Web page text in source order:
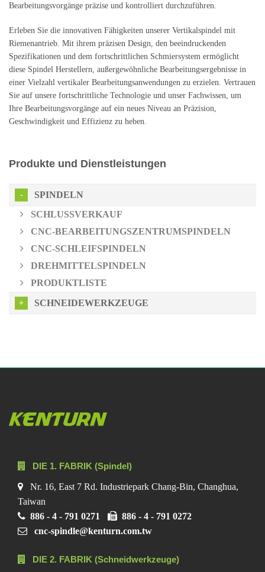
Bearbeitungsvorgänge präzise und kontrolliert durchzuführen.
Erleben Sie die innovativen Fähigkeiten unserer Vertikalspindel mit
Riemenantrieb. Mit ihrem präzisen Design, den beeindruckenden
Spezifikationen und dem fortschrittlichen Schmiersystem ermöglicht
diese Spindel Herstellern, außergewöhnliche Bearbeitungsergebnisse in
einer Vielzahl vertikaler Bearbeitungsanwendungen zu erzielen. Vertrauen
Sie auf unsere fortschrittliche Technologie und unser Fachwissen, um
Ihre Bearbeitungsvorgänge auf ein neues Niveau an Präzision,
Geschwindigkeit und Effizienz zu heben.
Produkte und Dienstleistungen
SPINDELN
SCHLUSSVERKAUF
CNC-BEARBEITUNGSZENTRUMSPINDELN
CNC-SCHLEIFSPINDELN
DREHMITTELSPINDELN
PRODUKTLISTE
SCHNEIDEWERKZEUGE
DIE 1. FABRIK (Spindel)
Nr. 16, East 7 Rd. Industriepark Chang-Bin, Changhua,
Taiwan
886 - 4 - 791 0271
886 - 4 - 791 0272
cnc-spindle@kenturn.com.tw
DIE 2. FABRIK (Schneidwerkzeuge)